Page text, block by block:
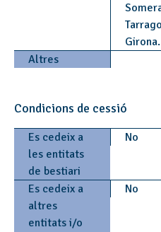
Girona.
Altres
Condicions de cessió
Es cedeix a
les entitats
de bestiari
No
Es cedeix a
altres
entitats i/o
No